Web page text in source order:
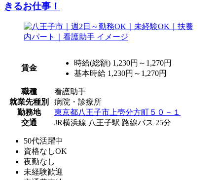
きるお仕事！
賃金
時給(総額) 1,230円～1,270円
基本時給 1,230円～1,270円
職種
看護助手
就業先種別
病院・診療所
勤務地
東京都八王子市上壱分方町５０－１
交通
JR横浜線 八王子駅 路線バス 25分
50代活躍中
資格なしOK
夜勤なし
未経験歓迎